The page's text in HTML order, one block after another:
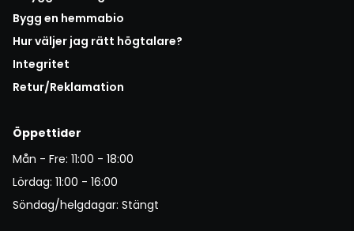
Bygg en hemmabio
Hur väljer jag rätt högtalare?
Integritet
Retur/Reklamation
Öppettider
Mån - Fre: 11:00 - 18:00
Lördag: 11:00 - 16:00
Söndag/helgdagar: Stängt